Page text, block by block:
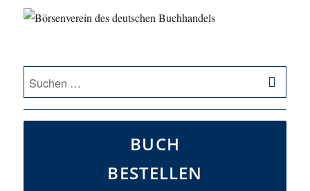
Suche
nach:
BUCH
BESTELLEN